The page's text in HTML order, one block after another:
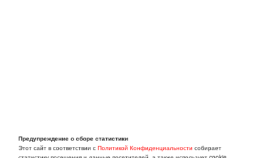
Предупреждение о сборе статистики
Этот сайт в соответствии сПолитикой Конфиденциальности собирает